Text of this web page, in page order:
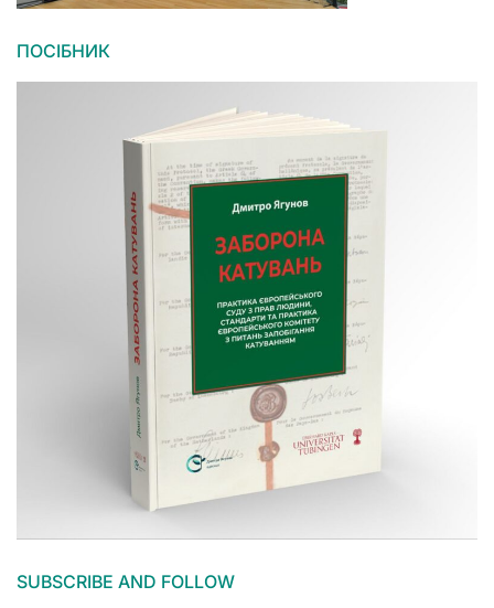
ПОСІБНИК
SUBSCRIBE AND FOLLOW